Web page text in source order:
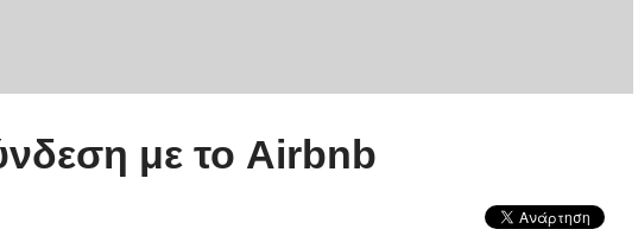
με το Airbnb